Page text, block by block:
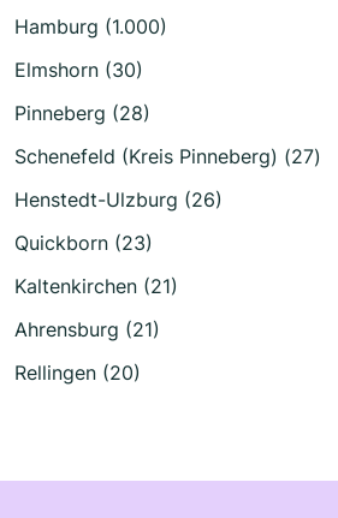
Hamburg (1.000)
Elmshorn (30)
Pinneberg (28)
Schenefeld (Kreis Pinneberg) (27)
Henstedt-Ulzburg (26)
Quickborn (23)
Kaltenkirchen (21)
Ahrensburg (21)
Rellingen (20)